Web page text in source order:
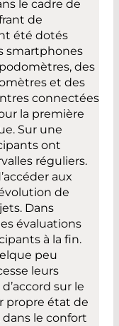
le cadre de
de
été dotés
smartphones
des
et des
connectées
la première
Sur une
ont
réguliers.
aux
de
Dans
évaluations
à la fin.
peu
leurs
sur le
propre état de
dans le confort